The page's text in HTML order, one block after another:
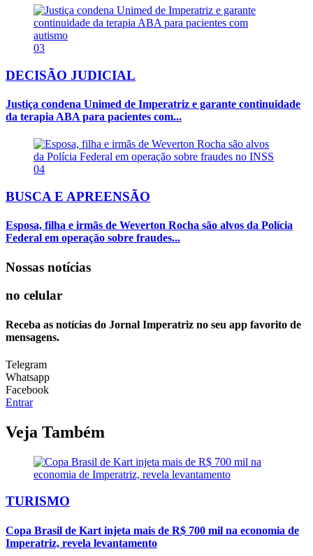
03
DECISÃO JUDICIAL
Justiça condena Unimed de Imperatriz e garante continuidade
da terapia ABA para pacientes com...
04
BUSCA E APREENSÃO
Esposa, filha e irmãs de Weverton Rocha são alvos da Polícia
Federal em operação sobre fraudes...
Nossas notícias
no celular
Receba as notícias do Jornal Imperatriz no seu app favorito de
mensagens.
Telegram
Whatsapp
Facebook
Entrar
Veja Também
TURISMO
Copa Brasil de Kart injeta mais de R$ 700 mil na economia de
Imperatriz, revela levantamento